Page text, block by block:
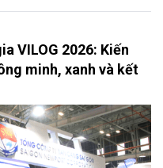
VILOG 2026: Kiến
minh, xanh và kết